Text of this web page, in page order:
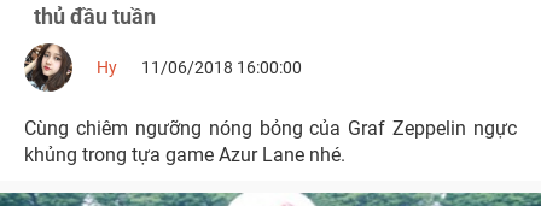
thủ đầu tuần
Hy 11/06/2018 16:00:00
Cùng chiêm ngưỡng nóng bỏng của Graf Zeppelin ngực
khủng trong tựa game Azur Lane nhé.